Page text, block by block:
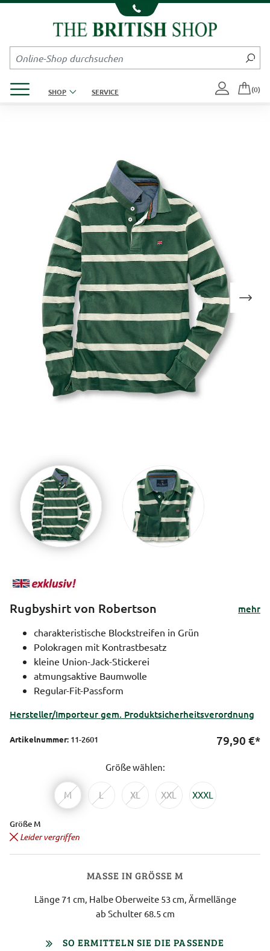
Kompletten Head der Seite überspringen
SHOP SERVICE (0)
Rugbyshirt von Robertson
mehr
charakteristische Blockstreifen in Grün
Polokragen mit Kontrastbesatz
kleine Union-Jack-Stickerei
atmungsaktive Baumwolle
Regular-Fit-Passform
Hersteller/Importeur gem. Produktsicherheitsverordnung
Artikelnummer: 11-2601 79,90 €*
Größe wählen:
M L XL XXL XXXL
Größe M
Leider vergriffen
MASSE IN GRÖSSE M
Länge 71 cm, Halbe Oberweite 53 cm, Ärmellänge
ab Schulter 68.5 cm
SO ERMITTELN SIE DIE PASSENDE